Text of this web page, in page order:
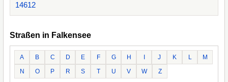
14612
Straßen in Falkensee
A B C D E F G H J K L
M
N
O P R S T U V W Z